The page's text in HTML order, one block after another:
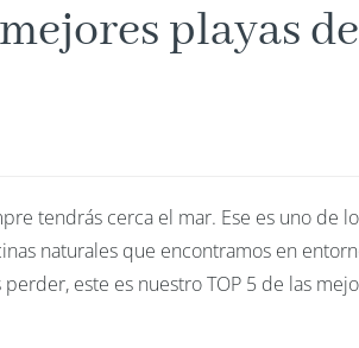
playas
tendrás cerca el mar. Ese es uno de
naturales que encontramos en
este es nuestro TOP 5 de las